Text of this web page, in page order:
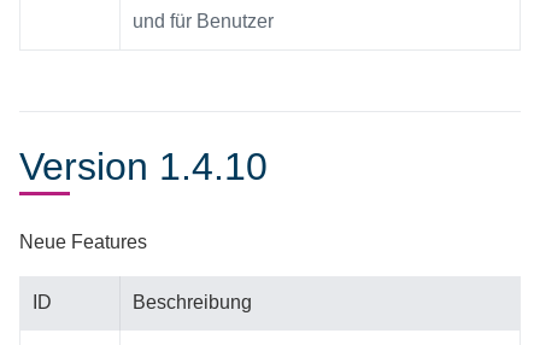
und für Benutzer
Version 1.4.10
Neue Features
ID Beschreibung